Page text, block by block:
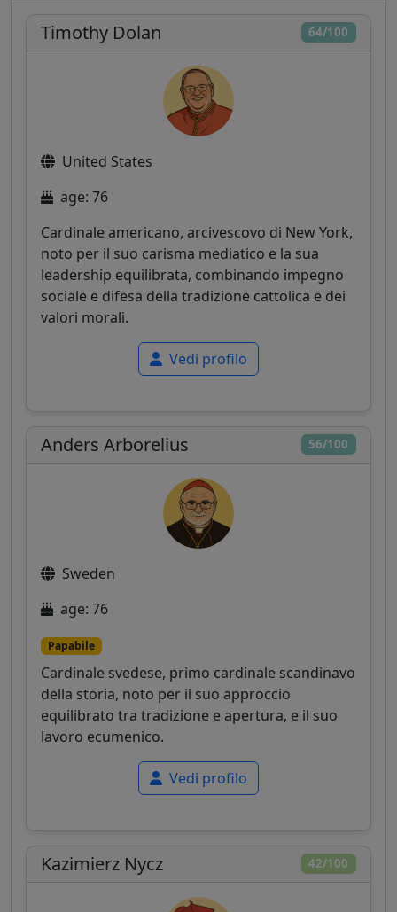
64/100
Timothy Dolan
United States
age: 76
Cardinale americano, arcivescovo di New York,
noto per il suo carisma mediatico e la sua
leadership equilibrata, combinando impegno
sociale e difesa della tradizione cattolica e dei
valori morali.
Vedi profilo
56/100
Anders Arborelius
Sweden
age: 76
Papabile
Cardinale svedese, primo cardinale scandinavo
della storia, noto per il suo approccio
equilibrato tra tradizione e apertura, e il suo
lavoro ecumenico.
Vedi profilo
42/100
Kazimierz Nycz